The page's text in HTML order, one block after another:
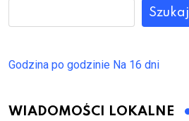
Szukaj
Godzina po godzinie Na 16 dni
WIADOMOŚCI LOKALNE